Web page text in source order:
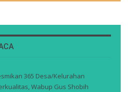
365 Desa/Kelurahan
Wabup Gus Shobih